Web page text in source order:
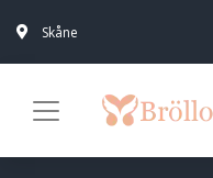
Skåne